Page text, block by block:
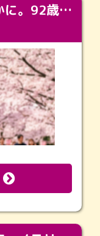
同窓会のように、なごやかに。92歳の旅立ちを彩った、再会と感謝の場